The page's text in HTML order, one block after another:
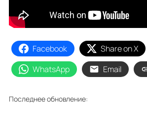
Facebook Share on X
WhatsApp
Email
Последнее обновление: